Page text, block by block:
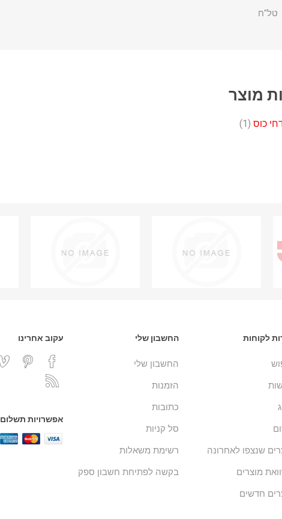
טל"ח
מוצר
כוס (1)
לקוחות
שנצפו לאחרונה
מוצרים
חדשים
החשבון שלי
החשבון שלי
הזמנות
כתובות
סל קניות
רשימת משאלות
בקשה לפתיחת חשבון ספק
עקוב אחרינו
אפשרויות תשלום